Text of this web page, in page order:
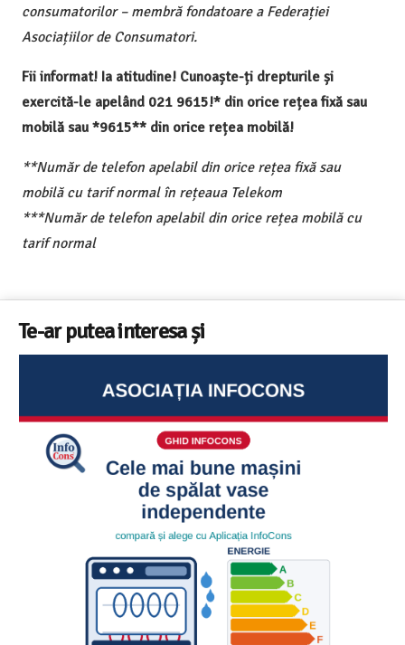
consumatorilor – membră fondatoare a Federației
Asociațiilor de Consumatori.
Fii informat! Ia atitudine! Cunoaște-ți drepturile și
exercită-le apelând 021 9615!* din orice rețea fixă sau
mobilă sau *9615** din orice rețea mobilă!
**Număr de telefon apelabil din orice rețea fixă sau
mobilă cu tarif normal în rețeaua Telekom
***Număr de telefon apelabil din orice rețea mobilă cu
tarif normal
Te-ar putea interesa și